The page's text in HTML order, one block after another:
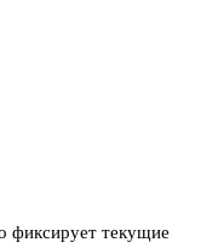
фиксирует текущие